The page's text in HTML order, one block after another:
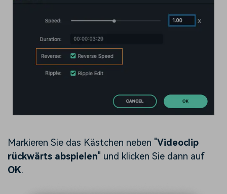
Markieren Sie das Kästchen neben "Videoclip
rückwärts abspielen" und klicken Sie dann auf
OK.